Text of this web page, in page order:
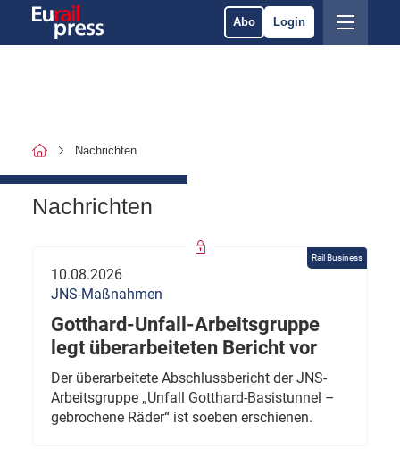
Abo Login
Nachrichten
Nachrichten
Rail Business
10.08.2026
JNS-Maßnahmen
Gotthard-Unfall-Arbeitsgruppe
legt überarbeiteten Bericht vor
Der überarbeitete Abschlussbericht der JNS-
Arbeitsgruppe „Unfall Gotthard-Basistunnel –
gebrochene Räder“ ist soeben erschienen.